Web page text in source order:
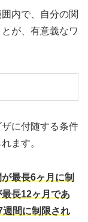
内で、自分の関
が、有意義なワ
に付随する条件
ます。
最長6ヶ月に制
長12ヶ月であ
週間に制限され